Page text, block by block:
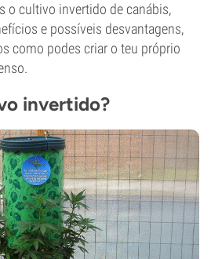
o cultivo invertido de canábis,
e possíveis desvantagens,
como podes criar o teu próprio
invertido?